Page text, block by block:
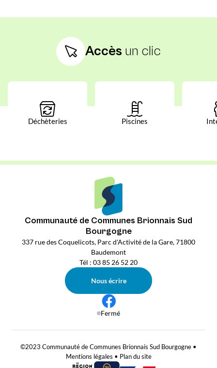
Accès un clic
Déchèteries Piscines
Communauté de Communes Brionnais Sud
Bourgogne
337 rue des Coquelicots, Parc d'Activité de la Gare, 71800
Baudemont
Tél : 03 85 26 52 20
Nous écrire
Fermé
©2023 Communauté de Communes Brionnais Sud Bourgogne •
Mentions légales • Plan du site